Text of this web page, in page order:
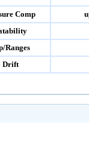
Comp
Ranges
Drift